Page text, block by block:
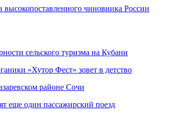
чиновника России
сельского туризма на Кубани
«Хутор Фест» зовет в детство
районе Сочи
еще один пассажирский поезд